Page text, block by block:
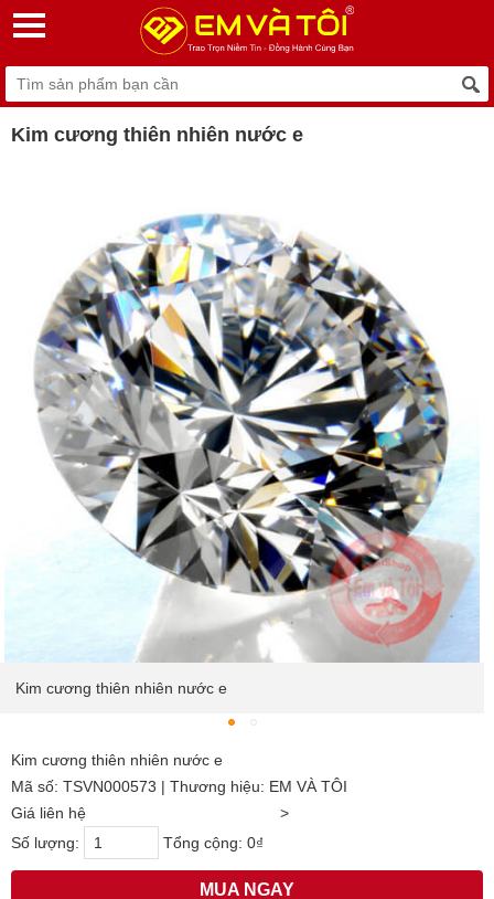
Kim cương thiên nhiên nước e
Kim cương thiên nhiên nước e
Kim cương thiên nhiên nước e
Mã số: TSVN000573 | Thương hiệu: EM VÀ TÔI
Giá liên hệ
>
Số lượng:
Tổng cộng: 0₫
MUA NGAY